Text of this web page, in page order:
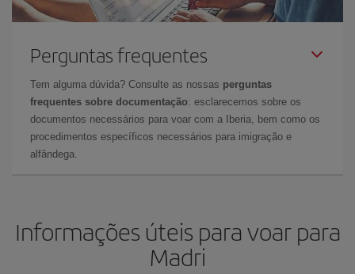
Perguntas frequentes
Tem alguma dúvida? Consulte as nossas perguntas
frequentes sobre documentação: esclarecemos sobre os
documentos necessários para voar com a Iberia, bem como os
procedimentos específicos necessários para imigração e
alfândega.
Informações úteis para voar para
Madri